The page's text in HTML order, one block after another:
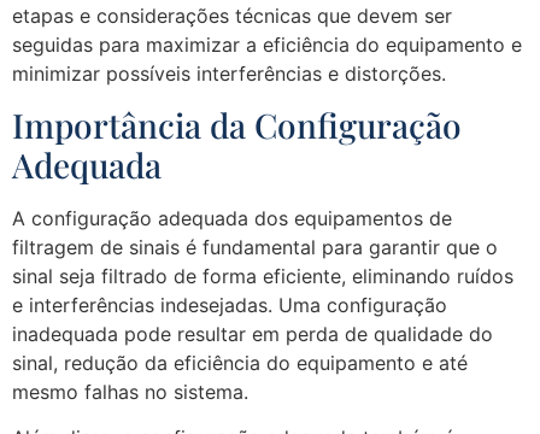
etapas e considerações técnicas que devem ser
seguidas para maximizar a eficiência do equipamento e
minimizar possíveis interferências e distorções.
Importância da Configuração
Adequada
A configuração adequada dos equipamentos de
filtragem de sinais é fundamental para garantir que o
sinal seja filtrado de forma eficiente, eliminando ruídos
e interferências indesejadas. Uma configuração
inadequada pode resultar em perda de qualidade do
sinal, redução da eficiência do equipamento e até
mesmo falhas no sistema.